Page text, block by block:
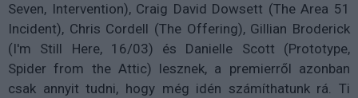
Seven, Intervention), Craig David Dowsett (The Area 51
Incident), Chris Cordell (The Offering), Gillian Broderick
(I'm Still Here, 16/03) és Danielle Scott (Prototype,
Spider from the Attic) lesznek, a premierről azonban
csak annyit tudni, hogy még idén számíthatunk rá. Ti